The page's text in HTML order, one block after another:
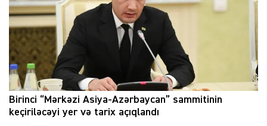
Birinci “Mərkəzi Asiya-Azərbaycan” sammitinin
keçiriləcəyi yer və tarix açıqlandı